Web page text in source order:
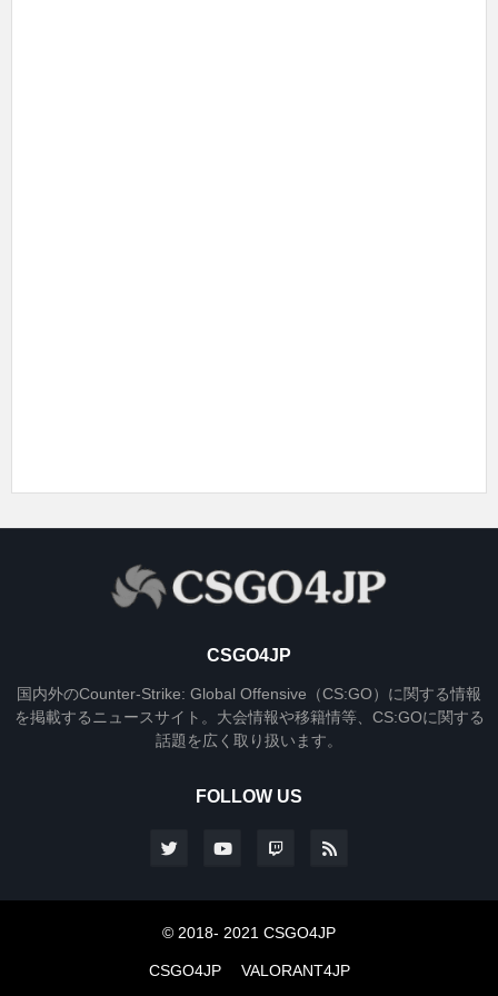
CSGO4JP
国内外のCounter-Strike: Global Offensive（CS:GO）に関する情報
を掲載するニュースサイト。大会情報や移籍情等、CS:GOに関する
話題を広く取り扱います。
FOLLOW US
© 2018- 2021 CSGO4JP
CSGO4JP VALORANT4JP